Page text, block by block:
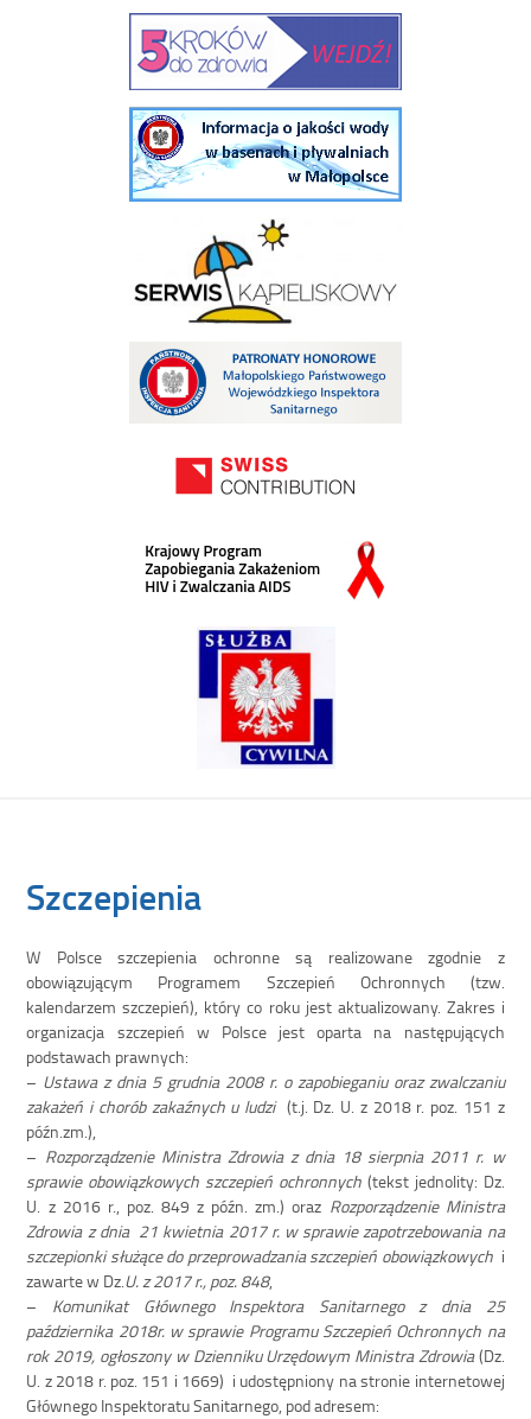
Szczepienia
W Polsce szczepienia ochronne są realizowane zgodnie z
obowiązującym Programem Szczepień Ochronnych (tzw.
kalendarzem szczepień), który co roku jest aktualizowany. Zakres i
organizacja szczepień w Polsce jest oparta na następujących
podstawach prawnych:
– Ustawa z dnia 5 grudnia 2008 r. o zapobieganiu oraz zwalczaniu
zakażeń i chorób zakaźnych u ludzi(t.j. Dz. U. z 2018 r. poz. 151 z
późn.zm.),
– Rozporządzenie Ministra Zdrowia z dnia 18 sierpnia 2011 r. w
sprawie obowiązkowych szczepień ochronnych (tekst jednolity: Dz.
U. z 2016 r., poz. 849 z późn. zm.) oraz Rozporządzenie Ministra
Zdrowia z dnia 21 kwietnia 2017 r. w sprawie zapotrzebowania na
szczepionki służące do przeprowadzania szczepień obowiązkowych i
zawarte w Dz.U. z 2017 r., poz. 848,
– Komunikat Głównego Inspektora Sanitarnego z dnia 25
października 2018r. w sprawie Programu Szczepień Ochronnych na
rok 2019, ogłoszony w Dzienniku Urzędowym Ministra Zdrowia(Dz.
U. z 2018 r. poz. 151 i 1669) i udostępniony na stronie internetowej
Głównego Inspektoratu Sanitarnego, pod adresem: